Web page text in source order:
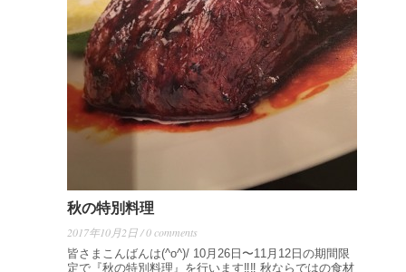
秋の特別料理
2017年10月2日 / 0 comments
皆さまこんばんは(^o^)/ 10月26日〜11月12日の期間限
定で『秋の特別料理』を行います‼️‼️ 秋ならではの食材